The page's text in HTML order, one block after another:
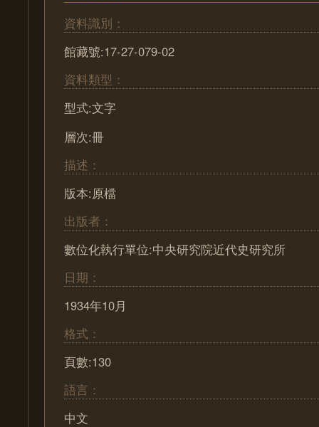
資料識別：
館藏號:17-27-079-02
資料類型：
型式:文字
層次:冊
描述：
版本:原檔
出版者：
數位化執行單位:中央研究院近代史研究所
日期：
1934年10月
格式：
頁數:130
語言：
中文